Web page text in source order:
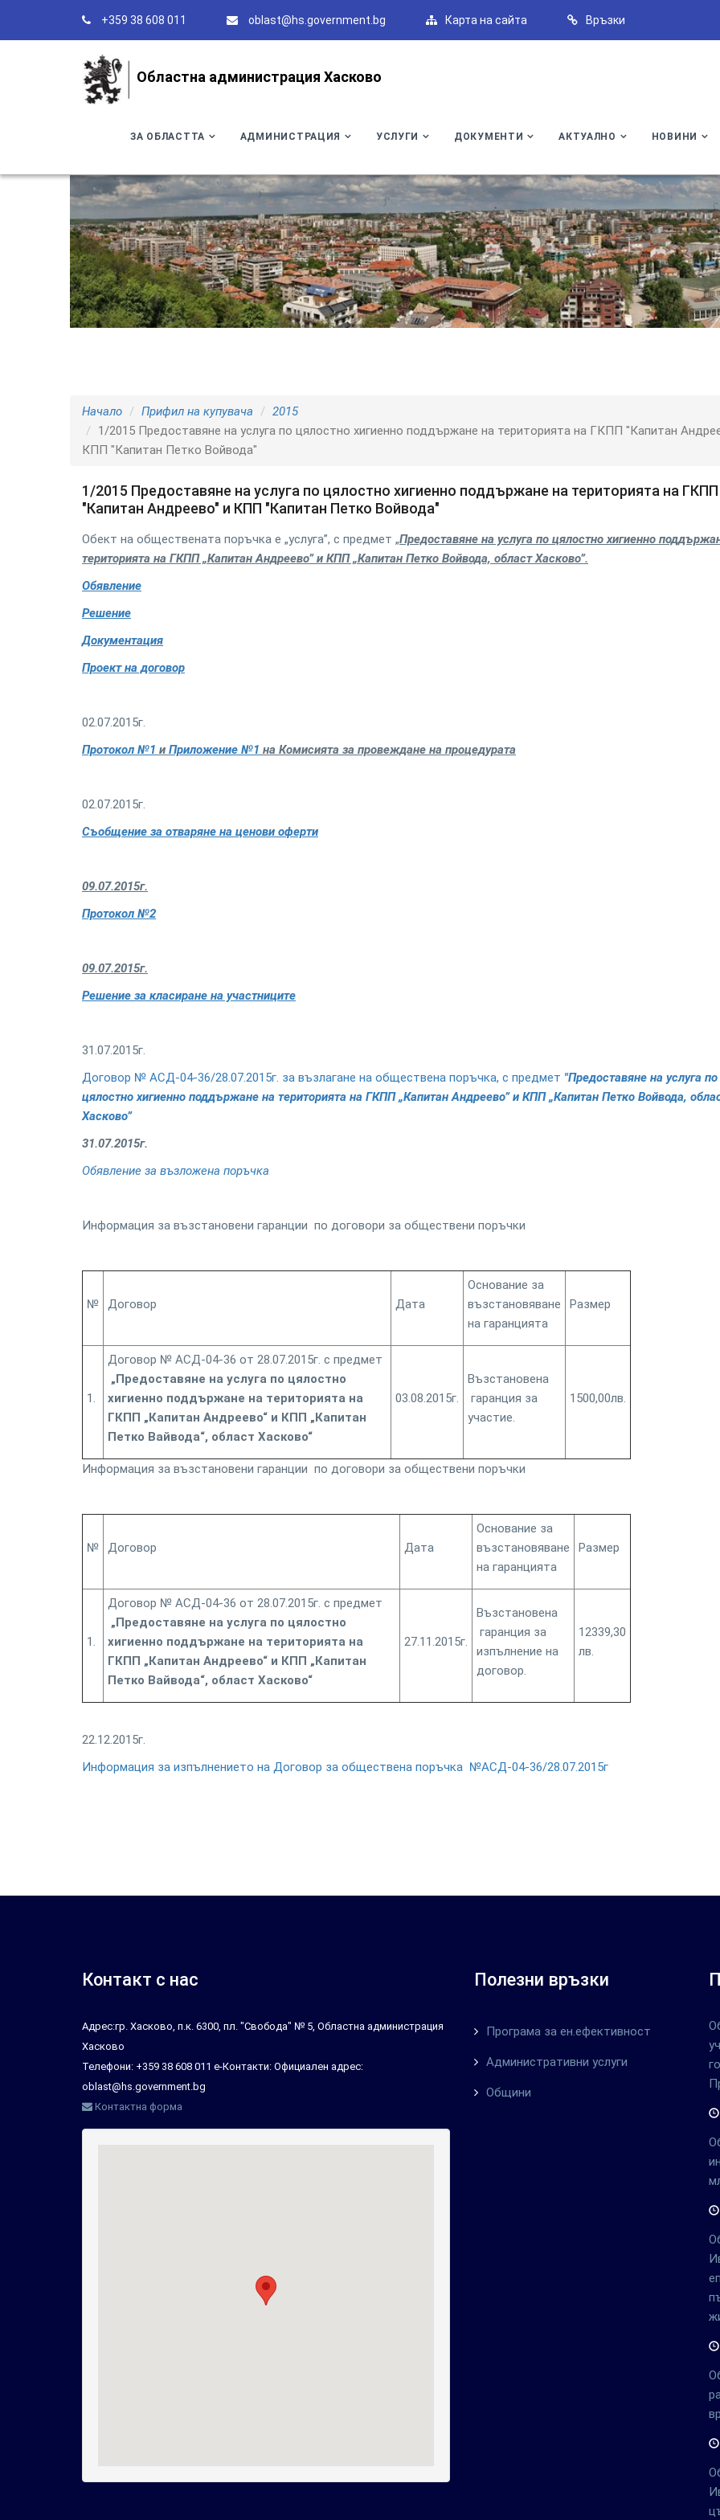
+359 38 608 011 oblast@hs.government.bg Карта на сайта Връзки
Областна администрация Хасково
ЗА ОБЛАСТТА АДМИНИСТРАЦИЯ УСЛУГИ ДОКУМЕНТИ АКТУАЛНО НОВИНИ
Начало Прифил на купувача
2015
1/2015 Предоставяне на услуга по цялостно хигиенно поддържане на територията на ГКПП "Капитан
КПП "Капитан Петко Войвода"
1/2015 Предоставяне на услуга по цялостно хигиенно поддържане на територията на ГКПП
"Капитан Андреево" и КПП "Капитан Петко Войвода"
Обект на обществената поръчка е „услуга”, с предмет „Предоставяне на услуга по цялостно хигиенно
територията на ГКПП „Капитан Андреево” и КПП „Капитан Петко Войвода, област Хасково”.
Обявление
Решение
Документация
Проект на договор
02.07.2015г.
Протокол №1 и Приложение №1 на Комисията за провеждане на процедурата
02.07.2015г.
Съобщение за отваряне на ценови оферти
09.07.2015г.
Протокол №2
09.07.2015г.
Решение за класиране на участниците
31.07.2015г.
Договор № АСД-04-36/28.07.2015г. за възлагане на обществена поръчка, с предмет "Предоставяне на услуга по
цялостно хигиенно поддържане на територията на ГКПП „Капитан Андреево” и КПП „Капитан Петко Войвода,
Хасково”
31.07.2015г.
Обявление за възложена поръчка
Информация за възстановени гаранции по договори за обществени поръчки
№ Договор Дата
Основание за
възстановяване
на гаранцията
Размер
1.
Договор № АСД-04-36 от 28.07.2015г. с предмет
„Предоставяне на услуга по цялостно
хигиенно поддържане на територията на
ГКПП „Капитан Андреево“ и КПП „Капитан
Петко Вайвода“, област Хасково“
03.08.2015г.
Възстановена
гаранция за
участие.
1500,00лв.
Информация за възстановени гаранции по договори за обществени поръчки
№ Договор Дата
Основание за
възстановяване
на гаранцията
Размер
1.
Договор № АСД-04-36 от 28.07.2015г. с предмет
„Предоставяне на услуга по цялостно
хигиенно поддържане на територията на
ГКПП „Капитан Андреево“ и КПП „Капитан
Петко Вайвода“, област Хасково“
27.11.2015г.
Възстановена
гаранция за
изпълнение на
договор.
12339,30
лв.
22.12.2015г.
Информация за изпълнението на Договор за обществена поръчка №АСД-04-36/28.07.2015г
Контакт с нас
Адрес:гр. Хасково, п.к. 6300, пл. "Свобода" № 5, Областна администрация
Хасково
Телефони: +359 38 608 011 е-Контакти: Официален адрес:
oblast@hs.government.bg
Контактна форма
Полезни връзки
Програма за ен.ефективност
Административни услуги
Общини